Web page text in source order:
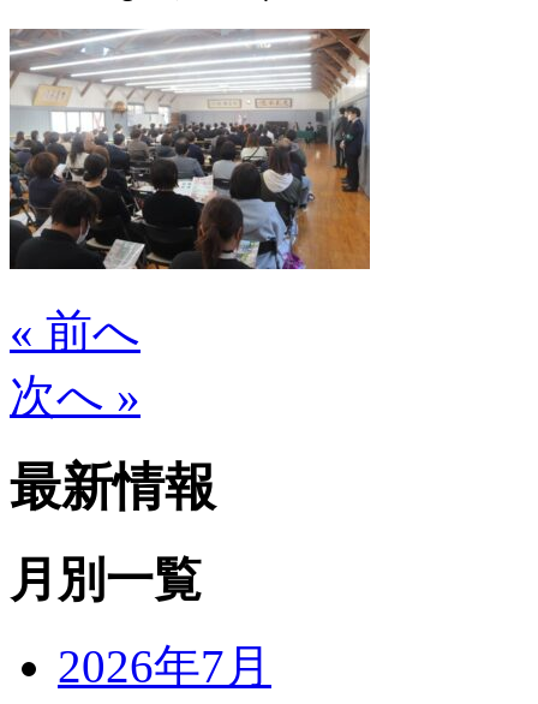
« 前へ
次へ »
最新情報
月別一覧
2026年7月